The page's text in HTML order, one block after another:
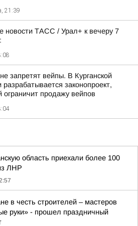
21:39
новости ТАСС / Урал+ к вечеру 7
запретят вейпы. В Курганской
разрабатывается законопроект,
ограничит продажу вейпов
область приехали более 100
ЛНР
в честь строителей – мастеров
руки» - прошел праздничный